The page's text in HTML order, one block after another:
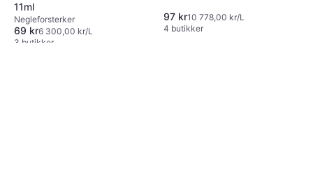
11ml
Negleforsterker
69 kr6 300,00 kr/L
3 butikker
97 kr10 778,00 kr/L
4 butikker